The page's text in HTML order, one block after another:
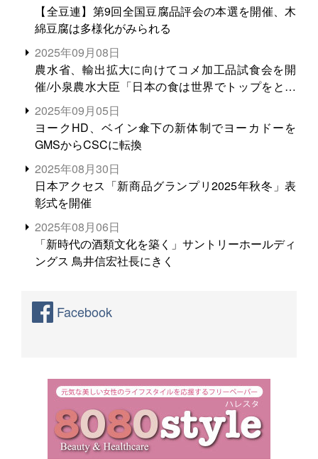
【全豆連】第9回全国豆腐品評会の本選を開催、木
綿豆腐は多様化がみられる
2025年09月08日
農水省、輸出拡大に向けてコメ加工品試食会を開
催/小泉農水大臣「日本の食は世界でトップをとれ
る。米増産に向けて、米輸出需要の拡大を」
2025年09月05日
ヨークHD、ベイン傘下の新体制でヨーカドーを
GMSからCSCに転換
2025年08月30日
日本アクセス「新商品グランプリ2025年秋冬」表
彰式を開催
2025年08月06日
「新時代の酒類文化を築く」サントリーホールディ
ングス 鳥井信宏社長にきく
Facebook